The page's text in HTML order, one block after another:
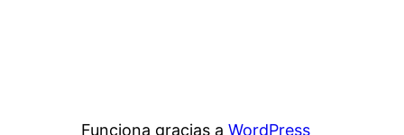
Funciona gracias a WordPress